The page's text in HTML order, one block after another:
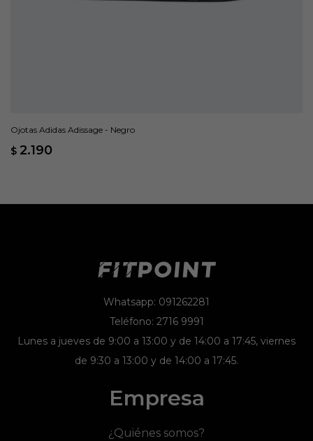
Ojotas Adidas Adissage - Negro
$ 2.190
Whatsapp: 091262281
Teléfono: 2716 9991
Lunes a jueves de 9:00 a 13:00 y de 14:00 a 17:45, viernes
de 9:30 a 13:00 y de 14:00 a 17:45.
Empresa
¿Quiénes somos?